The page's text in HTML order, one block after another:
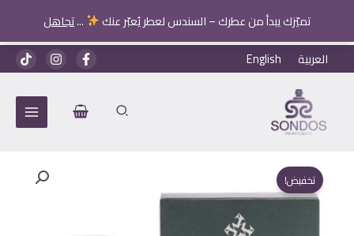
تميّزك يبدأ من عطرك – السندس لعطر يُعبّر عنك ...تجاهل
تخطي
إلى
العربية English
تخفيض!